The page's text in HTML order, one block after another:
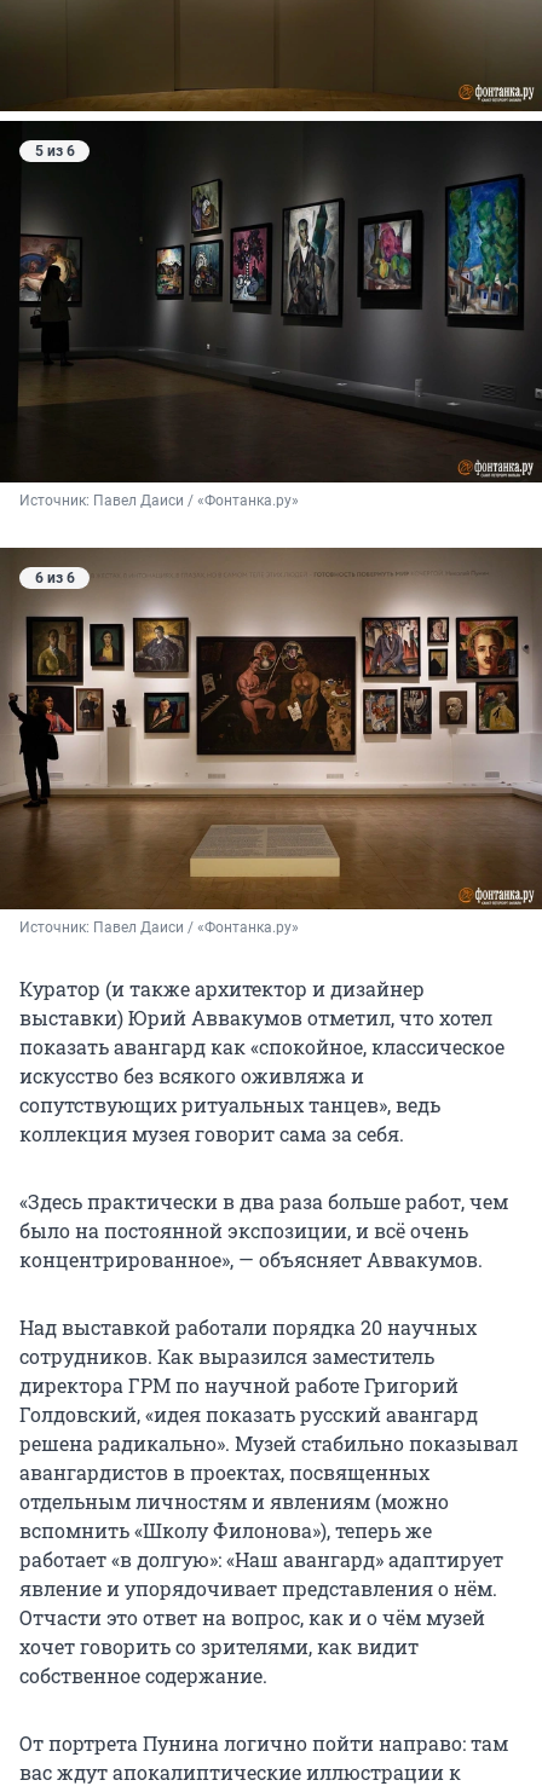
5 из 6
Источник: Павел Даиси / «Фонтанка.ру»
6 из 6
Источник: Павел Даиси / «Фонтанка.ру»
Куратор (и также архитектор и дизайнер
выставки) Юрий Аввакумов отметил, что хотел
показать авангард как «спокойное, классическое
искусство без всякого оживляжа и
сопутствующих ритуальных танцев», ведь
коллекция музея говорит сама за себя.
«Здесь практически в два раза больше работ, чем
было на постоянной экспозиции, и всё очень
концентрированное», — объясняет Аввакумов.
Над выставкой работали порядка 20 научных
сотрудников. Как выразился заместитель
директора ГРМ по научной работе Григорий
Голдовский, «идея показать русский авангард
решена радикально». Музей стабильно показывал
авангардистов в проектах, посвященных
отдельным личностям и явлениям (можно
вспомнить «Школу Филонова»), теперь же
работает «в долгую»: «Наш авангард» адаптирует
явление и упорядочивает представления о нём.
Отчасти это ответ на вопрос, как и о чём музей
хочет говорить со зрителями, как видит
собственное содержание.
От портрета Пунина логично пойти направо: там
вас ждут апокалиптические иллюстрации к